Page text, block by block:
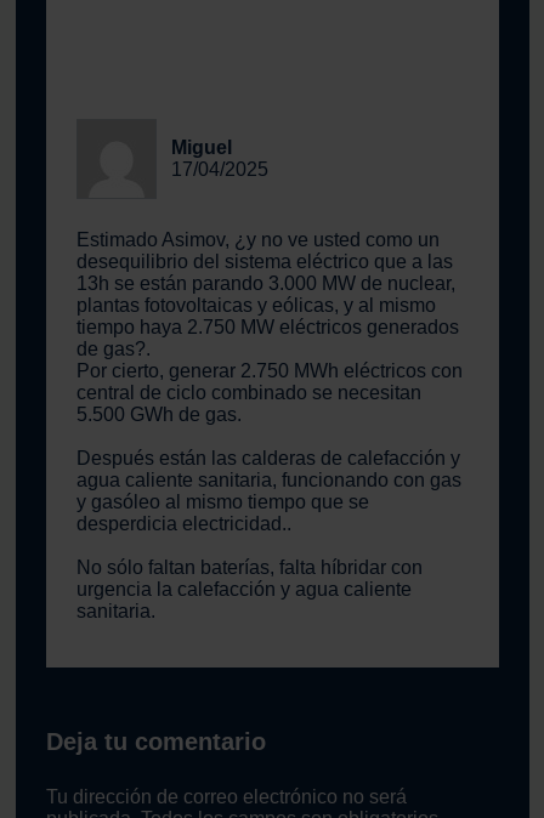
Miguel
17/04/2025
Estimado Asimov, ¿y no ve usted como un
desequilibrio del sistema eléctrico que a las
13h se están parando 3.000 MW de nuclear,
plantas fotovoltaicas y eólicas, y al mismo
tiempo haya 2.750 MW eléctricos generados
de gas?.
Por cierto, generar 2.750 MWh eléctricos con
central de ciclo combinado se necesitan
5.500 GWh de gas.
Después están las calderas de calefacción y
agua caliente sanitaria, funcionando con gas
y gasóleo al mismo tiempo que se
desperdicia electricidad..
No sólo faltan baterías, falta híbridar con
urgencia la calefacción y agua caliente
sanitaria.
Deja tu comentario
Tu dirección de correo electrónico no será